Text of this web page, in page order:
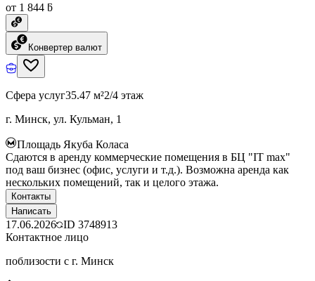
от 1 844 ƃ
Конвертер валют
Сфера услуг35.47 м²2/4 этаж
г. Минск, ул. Кульман, 1
Площадь Якуба Коласа
Сдаются в аренду коммерческие помещения в БЦ "IT max"
под ваш бизнес (офис, услуги и т.д.). Возможна аренда как
нескольких помещений, так и целого этажа.
Контакты
Написать
17.06.2026 ID 3748913
Контактное лицо
поблизости с г. Минск